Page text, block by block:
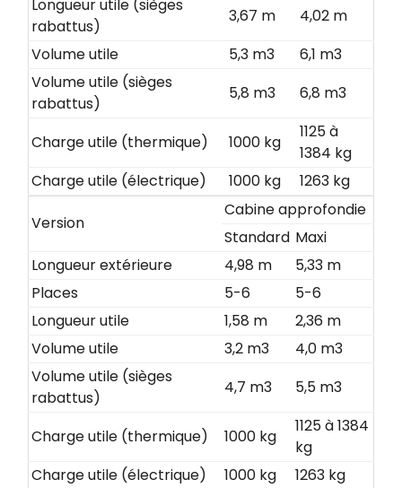
Longueur utile (sièges
rabattus)
3,67 m
4,02 m
Volume utile
5,3 m3
6,1 m3
Volume utile (sièges
rabattus)
5,8 m3 6,8 m3
Charge utile (thermique) 1000 kg
1125 à
1384 kg
Charge utile (électrique)
1000 kg 1263 kg
Version
Cabine approfondie
Standard Maxi
Longueur extérieure
4,98 m
5,33 m
Places
5-6
5-6
Longueur utile
1,58 m
2,36 m
Volume utile
3,2 m3
4,0 m3
Volume utile (sièges
rabattus)
4,7 m3 5,5 m3
Charge utile (thermique) 1000 kg
1125 à 1384
kg
Charge utile (électrique)
1000 kg
1263 kg